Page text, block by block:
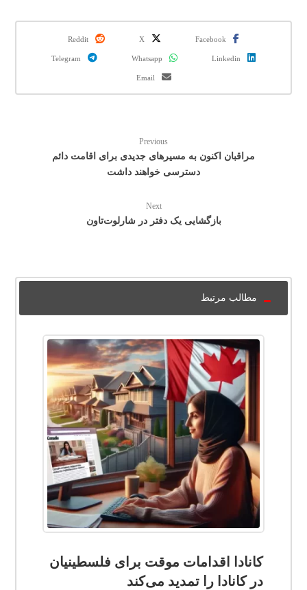
Facebook
X
Reddit
Linkedin
Whatsapp
Telegram
Email
Previous
مراقبان اکنون به مسیرهای جدیدی برای اقامت دائم
دسترسی خواهند داشت
Next
بازگشایی یک دفتر در شارلوت‌تاون
مطالب مرتبط
کانادا اقدامات موقت برای فلسطینیان
در کانادا را تمدید می‌کند